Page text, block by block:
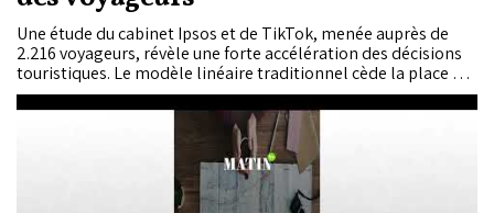
Une étude du cabinet Ipsos et de TikTok, menée auprès de
2.216 voyageurs, révèle une forte accélération des décisions
touristiques. Le modèle linéaire traditionnel cède la place à
un cycle continu : découvrir, désirer, décider, partir et
partager. Les données montrent que 35% des utilisateurs
agissent immédiatement après un contenu, et 80% dans la